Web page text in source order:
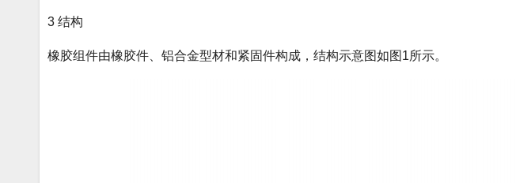
3 结构
橡胶组件由橡胶件、铝合金型材和紧固件构成，结构示意图如图1所示。